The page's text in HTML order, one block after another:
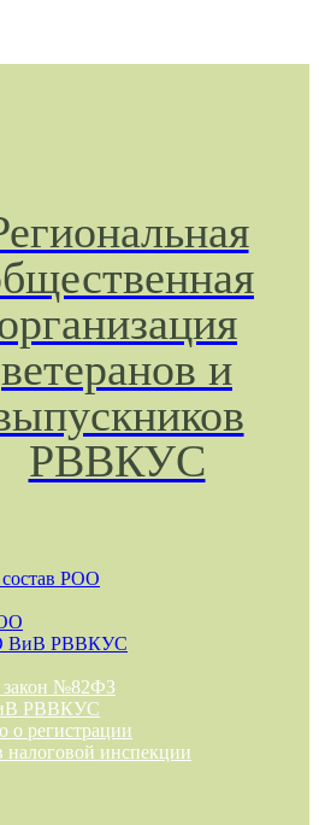
ветеранов и
РВВКУС
РОО
ВиВ РВВКУС
№82ФЗ
РВВКУС
о регистрации
налоговой инспекции